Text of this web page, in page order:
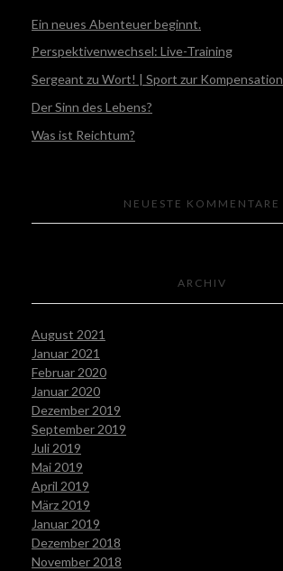
Ein neues Abenteuer beginnt.
Perspektivenwechsel: Live-Training
Sergeant zu Wort! | Sport zur Kompensation
Der Sinn des Lebens?
Was ist Reichtum?
NEUESTE KOMMENTARE
ARCHIV
August 2021
Januar 2021
Februar 2020
Januar 2020
Dezember 2019
September 2019
Juli 2019
Mai 2019
April 2019
März 2019
Januar 2019
Dezember 2018
November 2018